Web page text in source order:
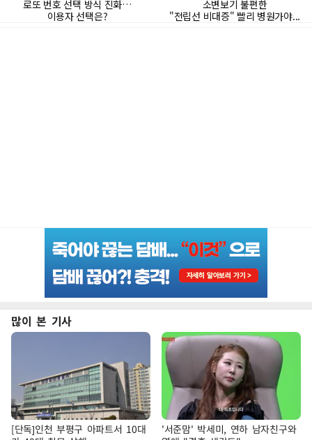
많이 본 기사
[단독]인천 부평구 아파트서 10대
'서준맘' 박세미, 연하 남자친구와